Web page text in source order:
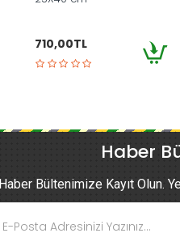
710,00TL
Haber
Haber Bültenimize Kayıt Olun.